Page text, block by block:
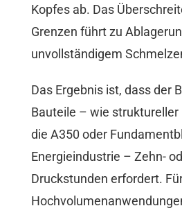
Kopfes ab. Das
Grenzen führt zu
unvollständigem
Das Ergebnis ist, dass der
Bauteile – wie
die A350 oder
Energieindustrie – Zehn-
Druckstunden erfordert.